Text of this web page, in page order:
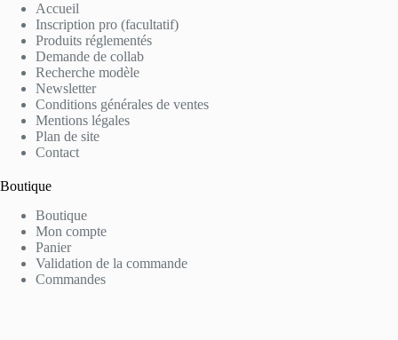
Accueil
Inscription pro (facultatif)
Produits réglementés
Demande de collab
Recherche modèle
Newsletter
Conditions générales de ventes
Mentions légales
Plan de site
Contact
Boutique
Boutique
Mon compte
Panier
Validation de la commande
Commandes